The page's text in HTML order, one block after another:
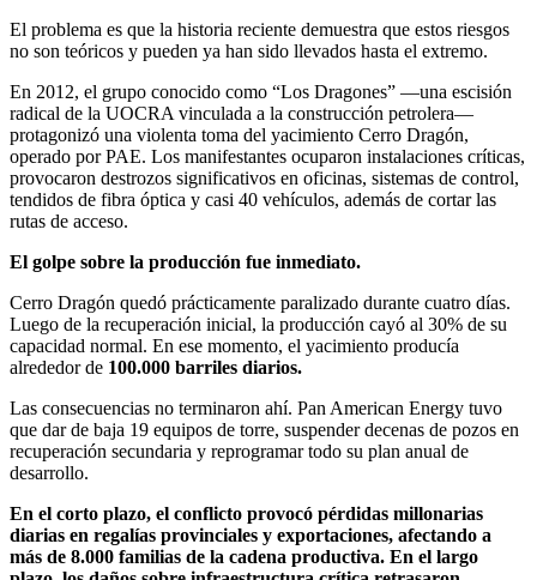
El problema es que la historia reciente demuestra que estos riesgos
no son teóricos y pueden ya han sido llevados hasta el extremo.
En 2012, el grupo conocido como “Los Dragones” —una escisión
radical de la UOCRA vinculada a la construcción petrolera—
protagonizó una violenta toma del yacimiento Cerro Dragón,
operado por PAE. Los manifestantes ocuparon instalaciones críticas,
provocaron destrozos significativos en oficinas, sistemas de control,
tendidos de fibra óptica y casi 40 vehículos, además de cortar las
rutas de acceso.
El golpe sobre la producción fue inmediato.
Cerro Dragón quedó prácticamente paralizado durante cuatro días.
Luego de la recuperación inicial, la producción cayó al 30% de su
capacidad normal. En ese momento, el yacimiento producía
alrededor de 100.000 barriles diarios.
Las consecuencias no terminaron ahí. Pan American Energy tuvo
que dar de baja 19 equipos de torre, suspender decenas de pozos en
recuperación secundaria y reprogramar todo su plan anual de
desarrollo.
En el corto plazo, el conflicto provocó pérdidas millonarias
diarias en regalías provinciales y exportaciones, afectando a
más de 8.000 familias de la cadena productiva. En el largo